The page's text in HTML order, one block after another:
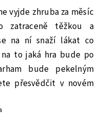
vyjde zhruba za měsíc
zatraceně těžkou a
na ní snaží lákat co
to jaká hra bude po
bude pekelným
přesvědčit v novém